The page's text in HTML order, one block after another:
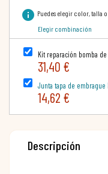
info Puedes elegir color, talla
Elegir combinación
Kit reparación bomba
31,40 €
Junta tapa de embrague
14,62 €
Descripción